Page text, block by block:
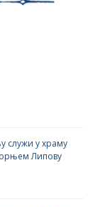
служи у храму
Липову